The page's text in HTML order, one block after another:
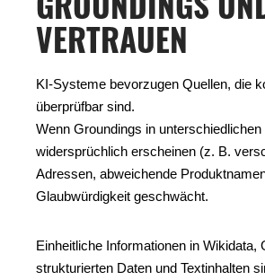
GROUNDINGS
VERTRAUEN
KI-Systeme bevorzugen Quellen, die
überprüfbar sind.
Wenn Groundings in unterschiedlichen
widersprüchlich erscheinen (z. B.
Adressen, abweichende
Glaubwürdigkeit geschwächt.
Einheitliche Informationen in Wikidata,
strukturierten Daten und Textinhalten